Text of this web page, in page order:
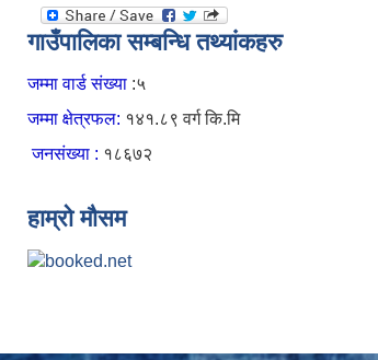
गाउँपालिका सम्बन्धि तथ्यांकहरु
जम्मा वार्ड संख्या :५
जम्मा क्षेत्रफल: १४१.८९ वर्ग कि.मि
जनसंख्या : १८६७२
हाम्रो मौसम